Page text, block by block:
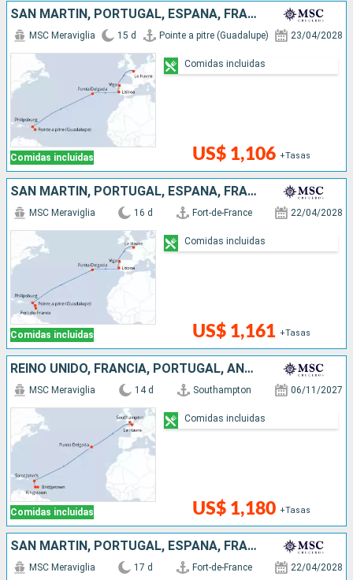
SAN MARTÍN, PORTUGAL, ESPAÑA, FRANCIA
Comidas incluidas
MSC Meraviglia 15 d Pointe a pitre (Guadalupe) 23/04/2028
US$ 1,106 +Tasas
Comidas incluidas
SAN MARTÍN, PORTUGAL, ESPAÑA, FRANCIA
Comidas incluidas
MSC Meraviglia 16 d Fort-de-France 22/04/2028
US$ 1,161 +Tasas
Comidas incluidas
REINO UNIDO, FRANCIA, PORTUGAL, ANTIGUA Y BARBUDA, SAN VINCENT Y LAS GRANADINAS, BARBADOS
Comidas incluidas
MSC Meraviglia 14 d Southampton 06/11/2027
US$ 1,180 +Tasas
Comidas incluidas
SAN MARTÍN, PORTUGAL, ESPAÑA, FRANCIA, REINO UNIDO
MSC Meraviglia 17 d Fort-de-France 22/04/2028